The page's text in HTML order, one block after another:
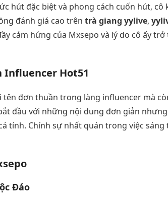
hút đặc biệt và phong cách cuốn hút,
đánh giá cao trên trà giang yylive,
cảm hứng của Mxsepo và lý do cô ấy
Influencer Hot51
tên đơn thuần trong làng influencer mà
đầu với những nội dung đơn giản
tính. Chính sự nhất quán trong việc
Đáo